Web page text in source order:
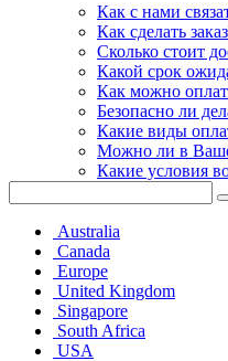
Как с нами
Как сделать
Сколько стоит
Какой срок
Как можно
Безопасно ли
Какие виды
Можно ли в
Какие условия
Australia
Canada
Europe
United Kingdom
Singapore
South Africa
USA